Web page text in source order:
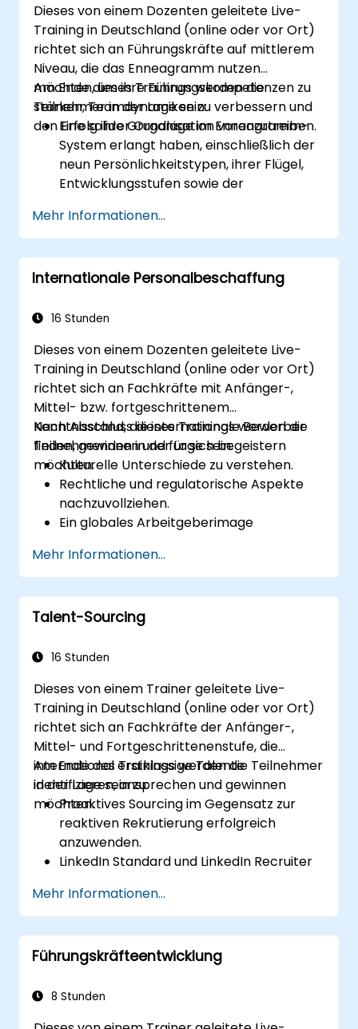
etablieren.
Dieses von einem Dozenten geleitete Live-
Training in Deutschland (online oder vor Ort)
richtet sich an Führungskräfte auf mittlerem
Niveau, die das Enneagramm nutzen
möchten, um ihre Führungskompetenzen zu
stärken, Teamdynamiken zu verbessern und
den Erfolg ihrer Organisation voranzutreiben.
Am Ende dieses Trainings werden die
Teilnehmer in der Lage sein:
Eine solide Grundlage im Enneagramm-
System erlangt haben, einschließlich der
neun Persönlichkeitstypen, ihrer Flügel,
Entwicklungsstufen sowie der
Das Enneagramm zur Erforschung und
Identifizierung des eigenen
Persönlichkeitstyps einsetzen zu können
– inklusive Stärken, Schwächen sowie
Teammitglieder besser verstehen, die
lösen und ein kooperatives Arbeitsumfeld
schaffen.
Team- und Organisationsziele
abzustimmen, Veränderungen effektiv zu
steuern sowie eine innovative und
anpassungsfähige Unternehmenskultur
zu fördern.
Mehr Informationen...
Internationale Personalbeschaffung
16 Stunden
Dieses von einem Dozenten geleitete Live-
Training in Deutschland (online oder vor Ort)
richtet sich an Fachkräfte mit Anfänger-,
Mittel- bzw. fortgeschrittenem
Kenntnisstand, die internationale Bewerber
finden, gewinnen und für sich begeistern
möchten.
Nach Abschluss dieses Trainings werden die
Teilnehmenden in der Lage sein:
Kulturelle Unterschiede zu verstehen.
Rechtliche und regulatorische Aspekte
nachzuvollziehen.
Ein globales Arbeitgeberimage
Auf globale Talente sowie geeignete
Personalbeschaffungskanäle zuzugreifen.
Mehr Informationen...
Talent-Sourcing
16 Stunden
Dieses von einem Trainer geleitete Live-
Training in Deutschland (online oder vor Ort)
richtet sich an Fachkräfte der Anfänger-,
Mittel- und Fortgeschrittenenstufe, die
international erstklassige Talente
identifizieren, ansprechen und gewinnen
möchten.
Am Ende des Trainings werden die Teilnehmer
in der Lage sein zu:
Proaktives Sourcing im Gegensatz zur
reaktiven Rekrutierung erfolgreich
anzuwenden.
LinkedIn Standard und LinkedIn Recruiter
Boolesche Suchtechniken sicher
beherrschen.
Potenzielle Kandidaten vom
Unternehmen überzeugen und enge
gewährleisten.
Mehr Informationen...
Führungskräfteentwicklung
8 Stunden